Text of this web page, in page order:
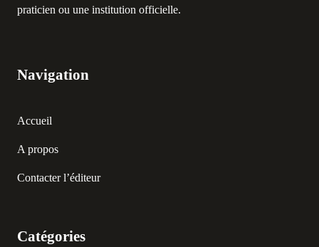
praticien ou une institution officielle.
Navigation
Accueil
A propos
Contacter l’éditeur
Catégories